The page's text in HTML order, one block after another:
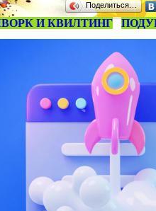
Поделиться…
И КВИЛТИНГ